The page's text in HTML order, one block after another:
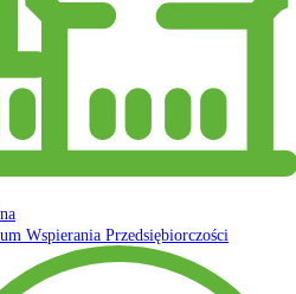
Wspierania Przedsiębiorczości